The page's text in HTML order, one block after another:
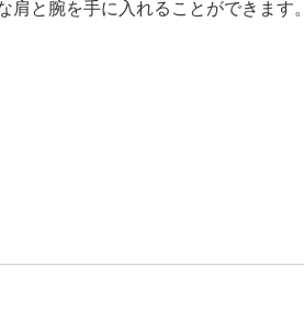
と腕を手に入れることができます。